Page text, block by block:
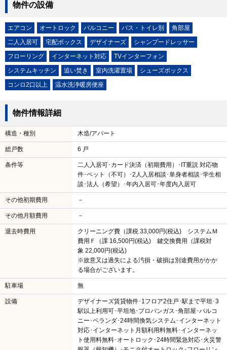
物件の設備
エアコン オートロック バルコニー バス・トイレ別
角部屋
二人入居可
宅配ボックス デザイナーズ
シャンプードレッサー
フローリング
インターネット対応
TVインターフォン
システムキッチン
追い焚き 室内洗濯置場
シューズボックス
コンロ2口以上
温水洗浄暖房便座
物件情報詳細
構造・種別 木造/アパート
総戸数 6 戸
条件等
二人入居可･カード決済（初期費用）･IT重説 対応物
件･ペット（不可）･2人入居相談･単身者相談･学生相
談･法人（希望）･年内入居可･年度内入居可
その他初期費用 －
その他月額費用 －
退去時費用
クリーニング費（課税 33,000円(税込) システムＭ
費用Ｆ（課 16,500円(税込) 鍵交換費用（課税対
象 22,000円(税込)
※故意又は過失による汚損・破損は別途費用がかか
る場合がございます。
駐車場 無
設備
デザイナーズ賃貸物件･1フロア2住戸･駅まで平坦･3
駅以上利用可･平坦地･プロパンガス･角部屋･バルコ
ニー･ベランダ･24時間換気システム･インターネット
対応･インターネット月額利用料無料･インターネッ
ト使用料無料･オートロック･24時間緊急対応･火災警